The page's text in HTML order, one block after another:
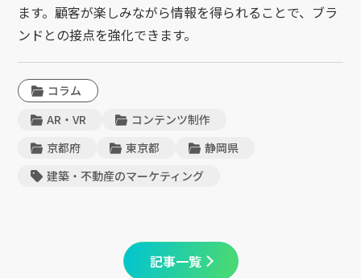
ます。顧客が楽しみながら情報を得られることで、ブラ
ンドとの接点を強化できます。
コラム
AR・VR
コンテンツ制作
京都府
東京都
静岡県
建築・不動産のマーケティング
記事一覧